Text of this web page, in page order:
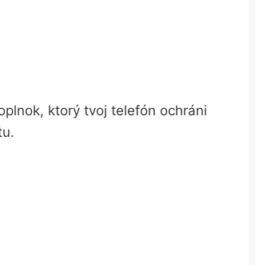
ktorý tvoj telefón ochráni